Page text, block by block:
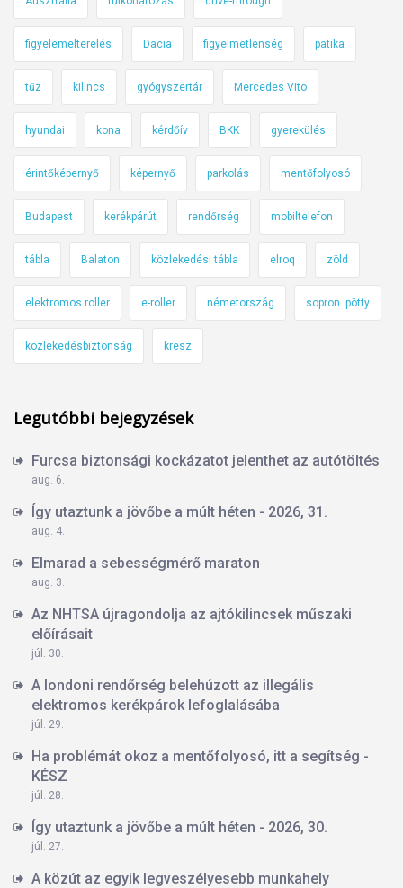
figyelemelterelés Dacia figyelmetlenség patika
tűz kilincs gyógyszertár Mercedes Vito
hyundai kona kérdőív BKK gyerekülés
érintőképernyő képernyő parkolás mentőfolyosó
Budapest kerékpárút rendőrség mobiltelefon
tábla Balaton közlekedési tábla elroq zöld
elektromos roller e-roller németország sopron. pötty
közlekedésbiztonság kresz
Legutóbbi bejegyzések
Furcsa biztonsági kockázatot jelenthet az autótöltés
aug. 6.
Így utaztunk a jövőbe a múlt héten - 2026, 31.
aug. 4.
Elmarad a sebességmérő maraton
aug. 3.
Az NHTSA újragondolja az ajtókilincsek műszaki
előírásait
júl. 30.
A londoni rendőrség belehúzott az illegális
elektromos kerékpárok lefoglalásába
júl. 29.
Ha problémát okoz a mentőfolyosó, itt a segítség -
KÉSZ
júl. 28.
Így utaztunk a jövőbe a múlt héten - 2026, 30.
júl. 27.
A közút az egyik legveszélyesebb munkahely